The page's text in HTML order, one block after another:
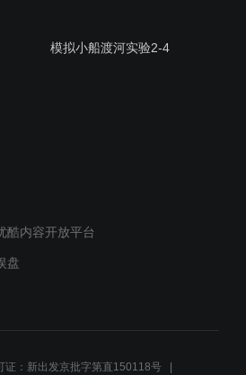
模拟小船渡河实验2-4
酷内容开放平台
盘
证：新出发京批字第直150118号